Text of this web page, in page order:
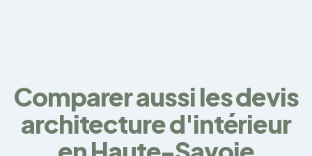
Comparer aussi les devis
architecture d'intérieur